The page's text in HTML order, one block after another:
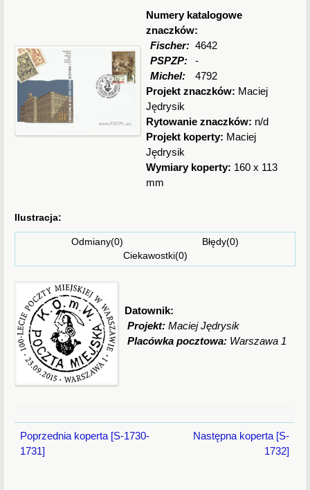
Numery katalogowe
znaczków:
Fischer: 4642
PSPZP:
-
Michel:
4792
Projekt znaczków: Maciej
Jędrysik
Rytowanie znaczków: n/d
Projekt koperty: Maciej
Jędrysik
Wymiary koperty: 160 x 113
mm
Ilustracja:
Odmiany(0) Błędy(0)
Ciekawostki(0)
Datownik:
Projekt:Maciej Jędrysik
Placówka pocztowa: Warszawa 1
Poprzednia koperta [S-1730-
1731]
Następna koperta [S-
1732]